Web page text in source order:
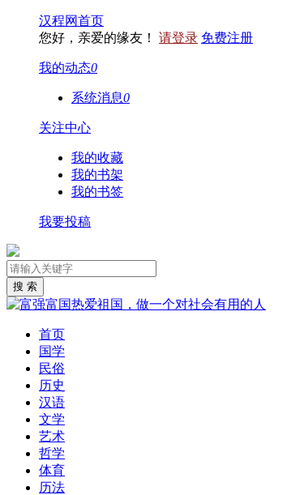
汉程网首页
您好，亲爱的缘友！ 请登录 免费注册
我的动态0
系统消息0
关注中心
我的收藏
我的书架
我的书签
我要投稿
首页
国学
民俗
历史
汉语
文学
艺术
哲学
体育
历法